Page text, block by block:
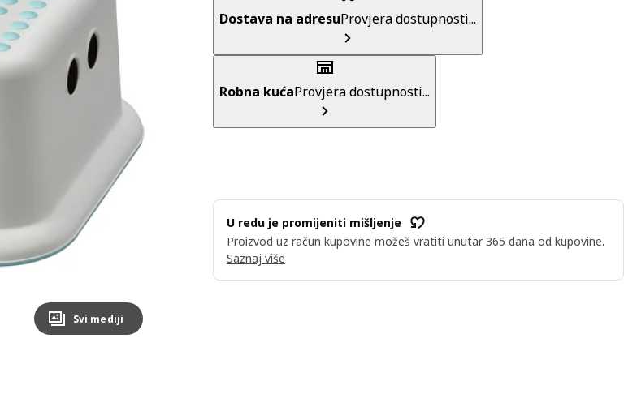
Svi mediji
Dostava na adresuProvjera dostupnosti...
Robna kućaProvjera dostupnosti...
U redu je promijeniti mišljenje
Proizvod uz račun kupovine možeš vratiti unutar 365 dana od kupovine.
Saznaj više